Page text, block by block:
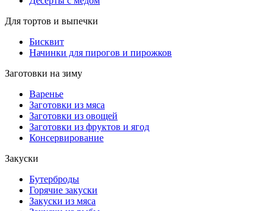
Для тортов и выпечки
Бисквит
Начинки для пирогов и пирожков
Заготовки на зиму
Варенье
Заготовки из мяса
Заготовки из овощей
Заготовки из фруктов и ягод
Консервирование
Закуски
Бутерброды
Горячие закуски
Закуски из мяса